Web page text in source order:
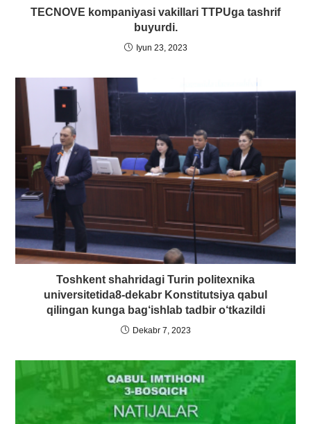
TECNOVE kompaniyasi vakillari TTPUga tashrif
buyurdi.
Iyun 23, 2023
Toshkent shahridagi Turin politexnika
universitetida8-dekabr Konstitutsiya qabul
qilingan kunga bag‘ishlab tadbir o‘tkazildi
Dekabr 7, 2023